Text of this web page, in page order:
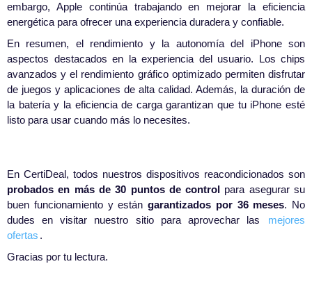
embargo, Apple continúa trabajando en mejorar la eficiencia
energética para ofrecer una experiencia duradera y confiable.
En resumen, el rendimiento y la autonomía del iPhone son
aspectos destacados en la experiencia del usuario. Los chips
avanzados y el rendimiento gráfico optimizado permiten disfrutar
de juegos y aplicaciones de alta calidad. Además, la duración de
la batería y la eficiencia de carga garantizan que tu iPhone esté
listo para usar cuando más lo necesites.
En CertiDeal, todos nuestros dispositivos reacondicionados son
probados en más de 30 puntos de control para asegurar su
buen funcionamiento y están garantizados por 36 meses. No
dudes en visitar nuestro sitio para aprovechar las
mejores
ofertas .
Gracias por tu lectura.